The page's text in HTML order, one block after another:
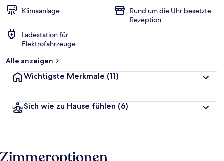
Klimaanlage
Rund um die Uhr besetzte
Rezeption
Ladestation für
Elektrofahrzeuge
Alle anzeigen
Wichtigste Merkmale (11)
Sich wie zu Hause fühlen (6)
Zimmeroptionen